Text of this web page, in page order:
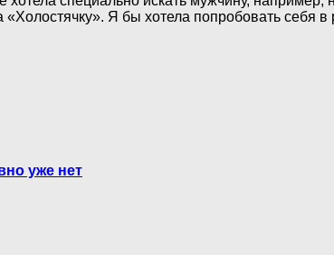
Я бы хотела попробовать себя
уже нет